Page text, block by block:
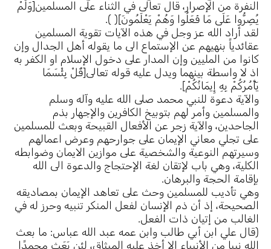
النفرة من الإصرار، قال تعالى في الثناء على المسلمين[وَلَمْ
يُصِرُّوا عَلَى مَا فَعَلُوا وَهُمْ يَعْلَمُونَ]( ).
لقد أراد الله عز وجل في هذه الآيات تقوية المسلمين
عقائدياً بنهيهم عن الإستماع الى ما يقوله أهل الجدال وإن
كانوا من المليين وإن المدار على دخول الإسلام او الكفر به
اذ لا واسطة بينهما ويدل عليه قوله تعالى[قُلْ بِئْسَمَا
يَأْمُرُكُمْ بِهِ إِيمَانُكُمْ].
والآية دعوة للنبي محمد صلى الله عليه وآله وسلم
والمسلمين وأمر لهم بتوبيخ الكافرين والإجهار بذم
الجاحدين، والآية زجر عن الأفعال القبيحة وبعث للمسلمين
على تجلي معاني الإيمان على جوارحهم وعرض اعمالهم
وسيرتهم النوعية والشخصية على موازين الايمان وضوابطه
الكلية، وهي باب لإتقان لغة الإحتجاج والدعوة الى الله
بإقامة الحجة والبرهان.
وهي تأديب للمسلمين وحث على تعاهد الإيمان بمصاديقه
الصحيحة، إذ أن ذم الإنسان لفعل المنكر تنبيه وحرز له في
الغالب من إتيان ذات الفعل.
(قال علي ابن أبي طالب وابن عمه عبد الله عباس: ما بعث
الله نبيا من الأنبياء إلا أخذ عليه الميثاق، لئن بَعَث محمدًا